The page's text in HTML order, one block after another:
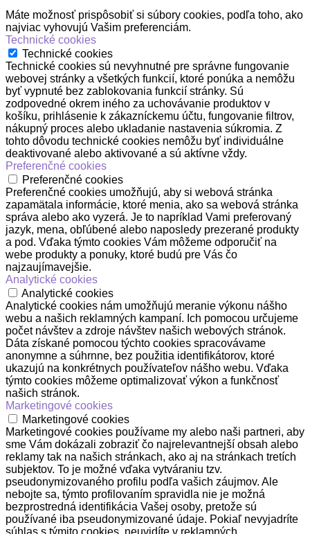
Máte možnosť prispôsobiť si súbory cookies, podľa toho, ako
najviac vyhovujú Vašim preferenciám.
Technické cookies
Technické cookies
Technické cookies sú nevyhnutné pre správne fungovanie
webovej stránky a všetkých funkcií, ktoré ponúka a nemôžu
byť vypnuté bez zablokovania funkcií stránky. Sú
zodpovedné okrem iného za uchovávanie produktov v
košíku, prihlásenie k zákazníckemu účtu, fungovanie filtrov,
nákupný proces alebo ukladanie nastavenia súkromia. Z
tohto dôvodu technické cookies nemôžu byť individuálne
deaktivované alebo aktivované a sú aktívne vždy.
Preferenčné cookies
Preferenčné cookies
Preferenčné cookies umožňujú, aby si webová stránka
zapamätala informácie, ktoré menia, ako sa webová stránka
správa alebo ako vyzerá. Je to napríklad Vami preferovaný
jazyk, mena, obľúbené alebo naposledy prezerané produkty
a pod. Vďaka týmto cookies Vám môžeme odporučiť na
webe produkty a ponuky, ktoré budú pre Vás čo
najzaujímavejšie.
Analytické cookies
Analytické cookies
Analytické cookies nám umožňujú meranie výkonu nášho
webu a našich reklamných kampaní. Ich pomocou určujeme
počet návštev a zdroje návštev našich webových stránok.
Dáta získané pomocou týchto cookies spracovávame
anonymne a súhrnne, bez použitia identifikátorov, ktoré
ukazujú na konkrétnych používateľov nášho webu. Vďaka
týmto cookies môžeme optimalizovať výkon a funkčnosť
našich stránok.
Marketingové cookies
Marketingové cookies
Marketingové cookies používame my alebo naši partneri, aby
sme Vám dokázali zobraziť čo najrelevantnejší obsah alebo
reklamy tak na našich stránkach, ako aj na stránkach tretích
subjektov. To je možné vďaka vytváraniu tzv.
pseudonymizovaného profilu podľa vašich záujmov. Ale
nebojte sa, týmto profilovaním spravidla nie je možná
bezprostredná identifikácia Vašej osoby, pretože sú
používané iba pseudonymizované údaje. Pokiaľ nevyjadríte